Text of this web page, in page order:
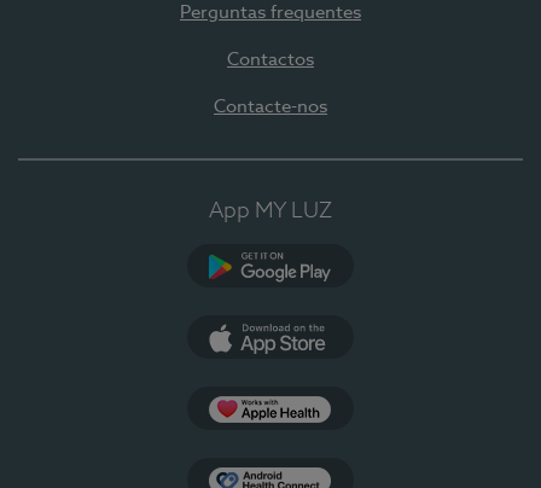
Perguntas frequentes
Contactos
Contacte-nos
App MY LUZ